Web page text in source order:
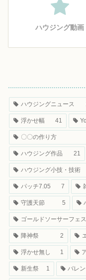
ハウジング動画
ハウジングニュース
浮かせ幅 41
〇〇の作り方
ハウジング作品 21
ハウジング小技・技術
パッチ7.05 7
守護天節 5
ゴールドソーサーフェ
降神祭 2
浮かせ無し 1
新生祭 1 バレ